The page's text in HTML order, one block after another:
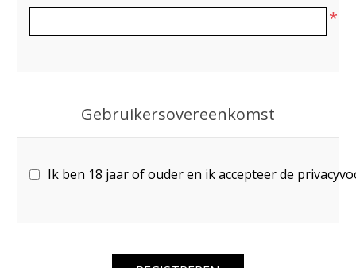
*
Gebruikersovereenkomst
Ik ben 18 jaar of ouder en ik accepteer de